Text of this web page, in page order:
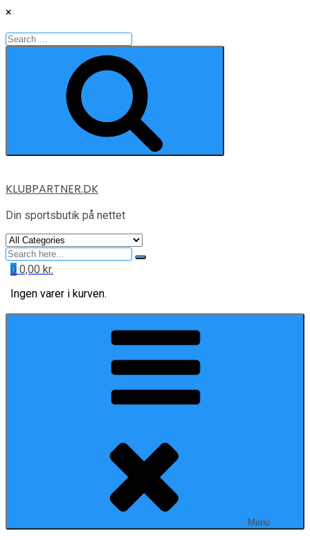
×
Search
for:
Skip
content
KLUBPARTNER.DK
Din sportsbutik på nettet
Search
for
0 0,00 kr.
Ingen varer i kurven.
Menu